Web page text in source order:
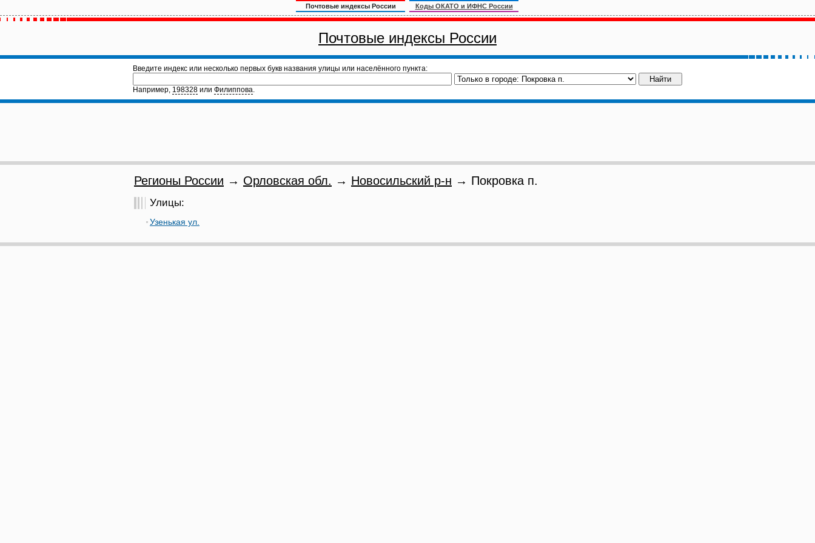
Почтовые индексы России Коды ОКАТО и ИФНС России
Почтовые индексы России
Введите индекс или несколько первых букв названия улицы или населённого пункта:
Например, 198328 или Филиппова.
Регионы России → Орловская обл. → Новосильский р-н → Покровка п.
Улицы:
Узенькая ул.